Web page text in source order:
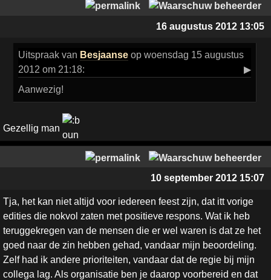
16 augustus 2012 13:05
Uitspraakvan Besjaanseop woensdag 15 augustus
2012 om 21:18:
▶
Aanwezig!
Gezellig man
10 september 2012 15:07
Tja, het kan niet altijd voor iedereen feest zijn, dat itt vorige
edities die nokvol zaten met positieve respons. Wat ik heb
teruggekregen van de mensen die er wel waren is dat ze het
goed naar de zin hebben gehad, vandaar mijn beoordeling.
Zelf had ik andere prioriteiten, vandaar dat de regie bij mijn
collega lag. Als organisatie ben je daarop voorbereid en dat